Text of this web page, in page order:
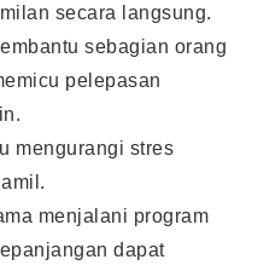
secara langsung.
sebagian orang
pelepasan
mengurangi stres
menjalani program
dapat